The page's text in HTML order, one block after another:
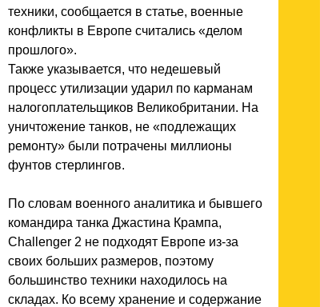
техники, сообщается в статье, военные
конфликты в Европе считались «делом
прошлого».
Также указывается, что недешевый
процесс утилизации ударил по карманам
налогоплательщиков Великобритании. На
уничтожение танков, не «подлежащих
ремонту» были потрачены миллионы
фунтов стерлингов.
По словам военного аналитика и бывшего
командира танка Джастина Крампа,
Challenger 2 не подходят Европе из-за
своих больших размеров, поэтому
большинство техники находилось на
складах. Ко всему хранение и содержание